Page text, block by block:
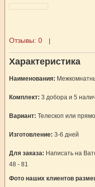
Отзывы: 0
Характеристика
Наименования:
Комплект: 3 добора и 5
Вариант: Телескоп или
Изготовление: 3-6 дней
Для заказа: Написать на
48 - 81
Фото наших клиентов